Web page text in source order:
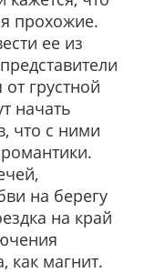
прохожие.
ее из
от грустной
начать
что с ними
на берегу
на край
как магнит.